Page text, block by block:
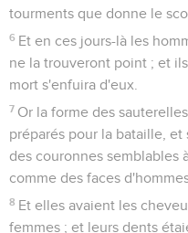
tourments que donne le
6 Et en ces jours-là les
ne la trouveront point ; et
mort s'enfuira d'eux.
7 Or la forme des
préparés pour la bataille,
des couronnes semblables
comme des faces
8 Et elles avaient les
femmes ; et leurs dents